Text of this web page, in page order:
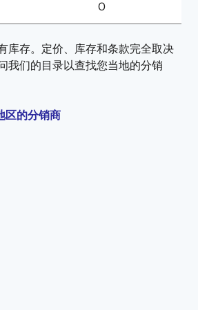
0
库存。定价、库存和条款完全取决
我们的目录以查找您当地的分销
区的分销商